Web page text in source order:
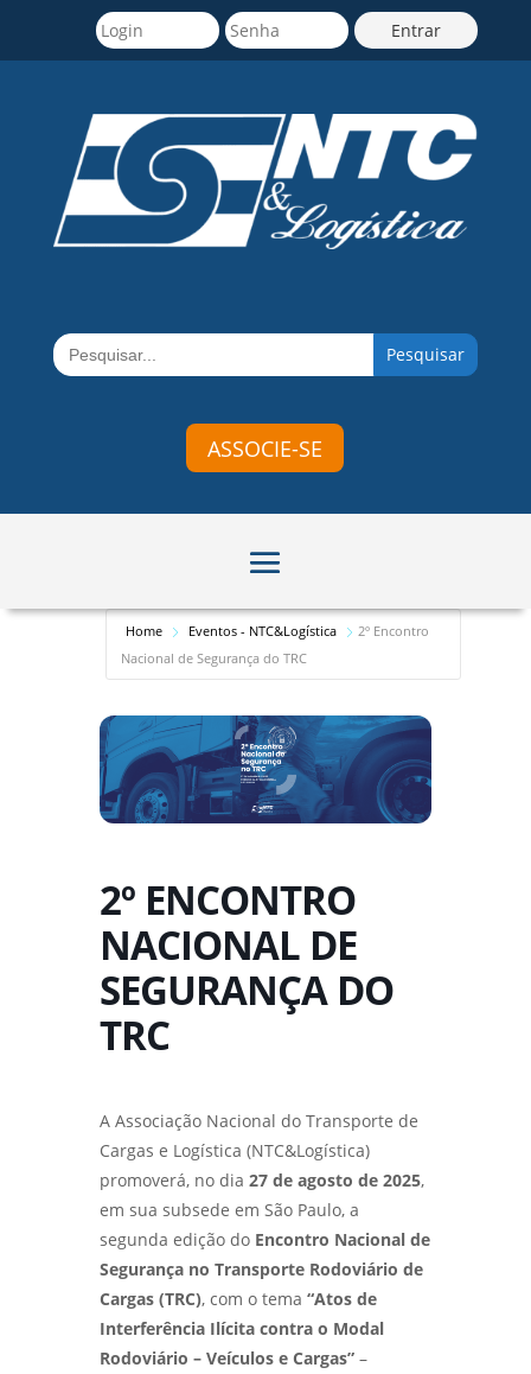
Search
for:
ASSOCIE-SE
Home Eventos - NTC&Logística
2º Encontro
Nacional de Segurança do TRC
2º ENCONTRO
NACIONAL DE
SEGURANÇA DO
TRC
A Associação Nacional do Transporte de
Cargas e Logística (NTC&Logística)
promoverá, no dia 27 de agosto de 2025,
em sua subsede em São Paulo, a
segunda edição do Encontro Nacional de
Segurança no Transporte Rodoviário de
Cargas (TRC), com o tema “Atos de
Interferência Ilícita contra o Modal
Rodoviário – Veículos e Cargas” –